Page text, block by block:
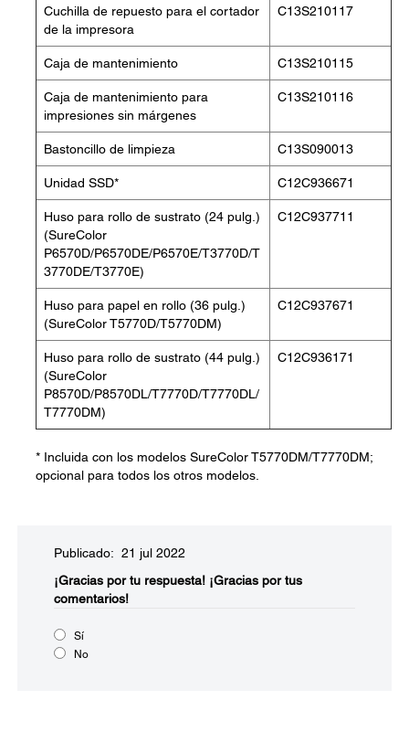
Cuchilla de repuesto para el cortador
de la impresora
C13S210117
Caja de mantenimiento C13S210115
Caja de mantenimiento para
impresiones sin márgenes
C13S210116
Bastoncillo de limpieza C13S090013
Unidad SSD* C12C936671
Huso para rollo de sustrato (24 pulg.)
(SureColor
P6570D/P6570DE/P6570E/T3770D/T
3770DE/T3770E)
C12C937711
Huso para papel en rollo (36 pulg.)
(SureColor T5770D/T5770DM)
C12C937671
Huso para rollo de sustrato (44 pulg.)
(SureColor
P8570D/P8570DL/T7770D/T7770DL/
T7770DM)
C12C936171
* Incluida con los modelos SureColor T5770DM/T7770DM;
opcional para todos los otros modelos.
Publicado: 21 jul 2022
¡Gracias por tu respuesta! ¡Gracias por tus
comentarios!
Sí
No